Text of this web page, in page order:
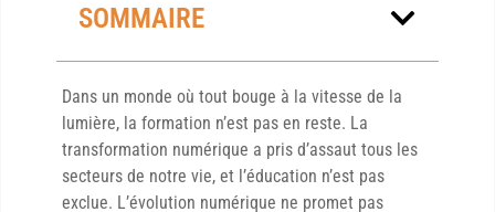
SOMMAIRE
Dans un monde où tout bouge à la vitesse de la
lumière, la formation n’est pas en reste. La
transformation numérique a pris d’assaut tous les
secteurs de notre vie, et l’éducation n’est pas
exclue. L’évolution numérique ne promet pas